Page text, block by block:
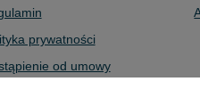
prywatności
od umowy